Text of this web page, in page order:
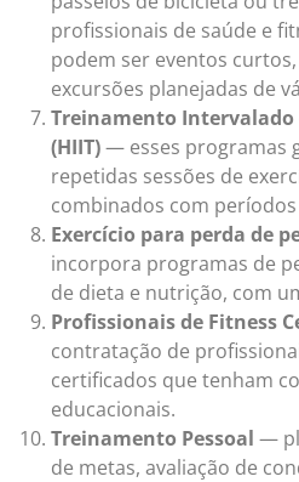
profissionais de saúde e
podem ser eventos
excursões planejadas de
Treinamento
(HIIT)— esses programas
repetidas sessões de
combinados com
Exercício para perda de
incorpora programas de
de dieta e nutrição, com
Profissionais de Fitness
contratação de
certificados que tenham
educacionais.
Treinamento Pessoal —
de metas, avaliação de